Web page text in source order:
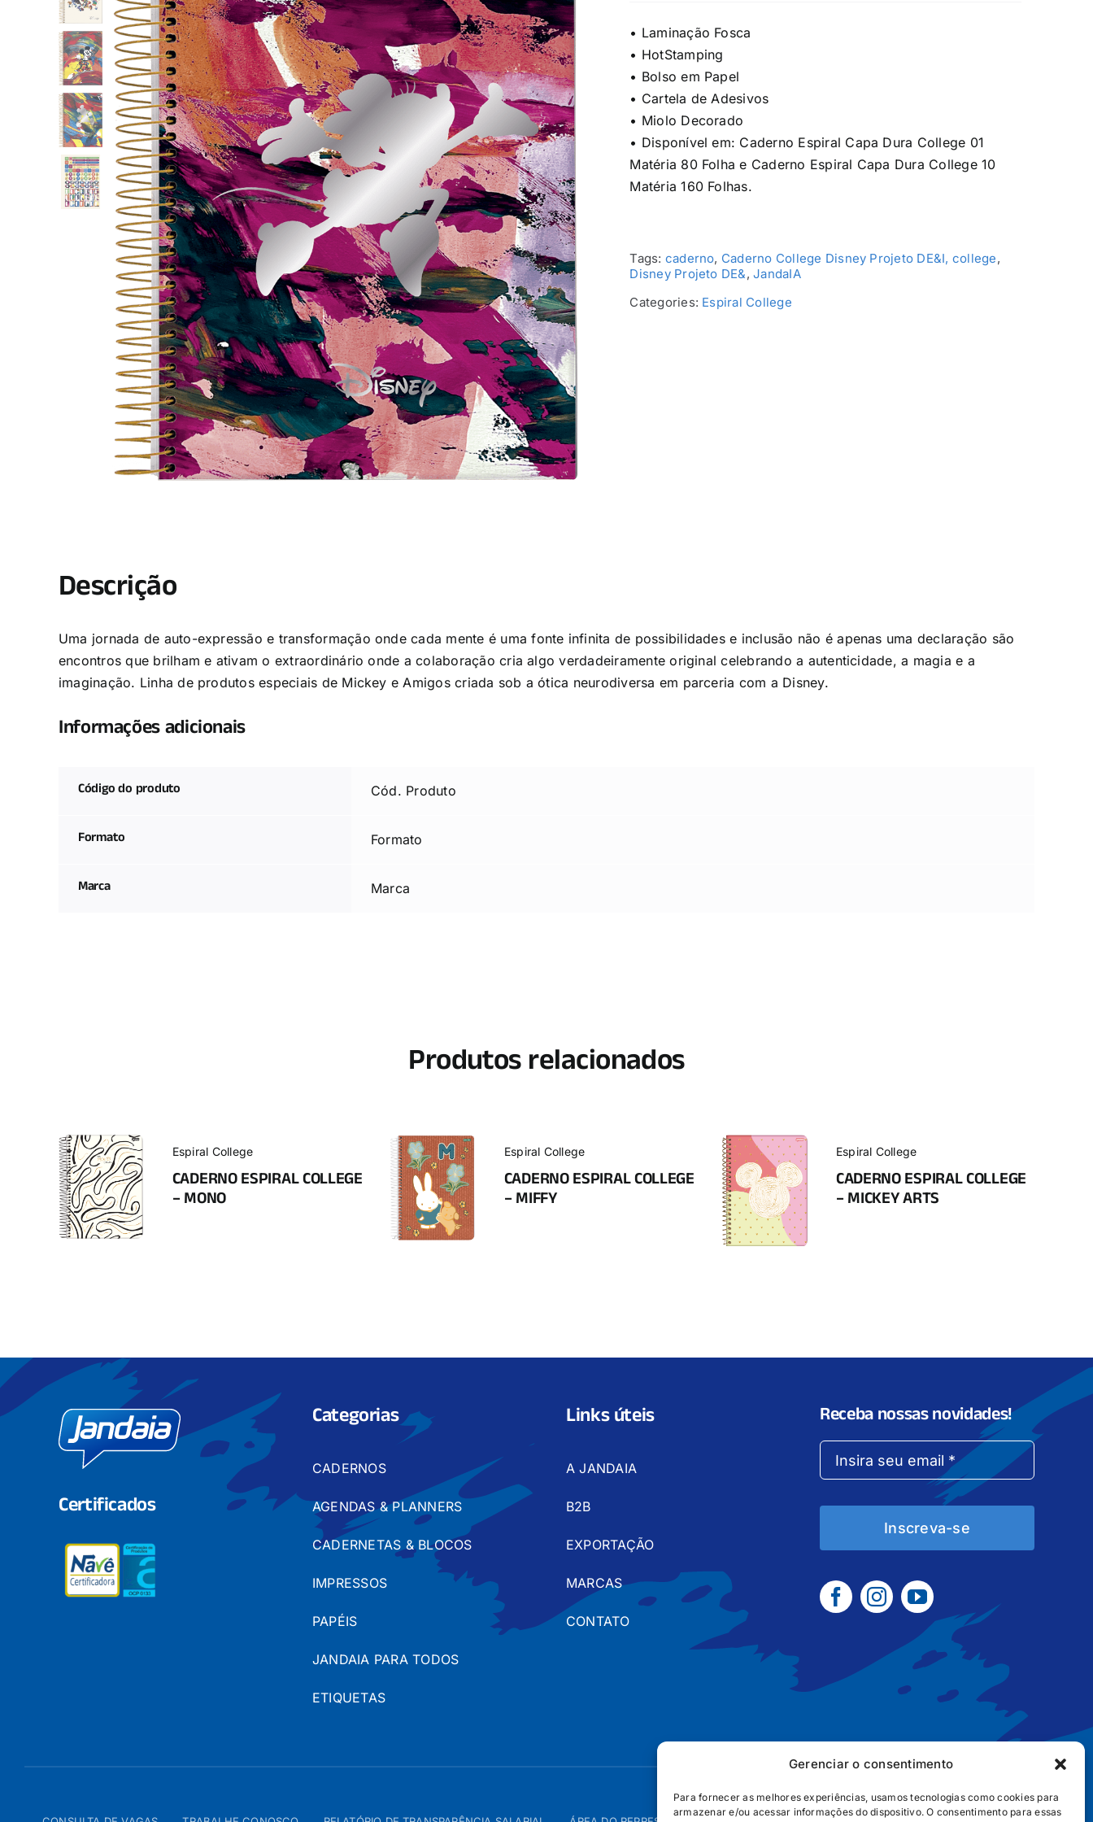
Gerenciar o consentimento
Para fornecer as melhores experiências, usamos tecnologias como cookies para
armazenar e/ou acessar informações do dispositivo. O consentimento para essas
• Laminação Fosca
• HotStamping
• Bolso em Papel
• Cartela de Adesivos
• Miolo Decorado
• Disponível em: Caderno Espiral Capa Dura College 01
Matéria 80 Folha e Caderno Espiral Capa Dura College 10
Matéria 160 Folhas.
Tags: caderno, Caderno College Disney Projeto DE&I, college,
Disney Projeto DE&,JandaIA
Categories: Espiral College
Descrição
Uma jornada de auto-expressão e transformação onde cada mente é uma fonte infinita de possibilidades e inclusão não é apenas uma declaração são
encontros que brilham e ativam o extraordinário onde a colaboração cria algo verdadeiramente original celebrando a autenticidade, a magia e a
imaginação. Linha de produtos especiais de Mickey e Amigos criada sob a ótica neurodiversa em parceria com a Disney.
Informações adicionais
Código do produto Cód. Produto
Formato Formato
Marca Marca
Produtos relacionados
Espiral College
CADERNO ESPIRAL COLLEGE
– MONO
Espiral College
CADERNO ESPIRAL COLLEGE
– MIFFY
Espiral College
CADERNO ESPIRAL COLLEGE
– MICKEY ARTS
Certificados
Categorias
CADERNOS
AGENDAS & PLANNERS
CADERNETAS & BLOCOS
IMPRESSOS
PAPÉIS
JANDAIA PARA TODOS
ETIQUETAS
Links úteis
A JANDAIA
B2B
EXPORTAÇÃO
MARCAS
CONTATO
Receba nossas novidades!
Inscreva-se